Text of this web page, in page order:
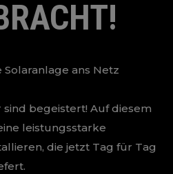
sind begeistert! Auf diesem
leistungsstarke
die jetzt Tag für Tag